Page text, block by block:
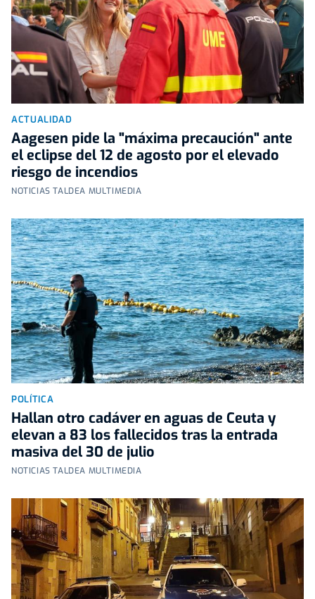
ACTUALIDAD
Aagesen pide la "máxima precaución" ante
el eclipse del 12 de agosto por el elevado
riesgo de incendios
NOTICIAS TALDEA MULTIMEDIA
POLÍTICA
Hallan otro cadáver en aguas de Ceuta y
elevan a 83 los fallecidos tras la entrada
masiva del 30 de julio
NOTICIAS TALDEA MULTIMEDIA